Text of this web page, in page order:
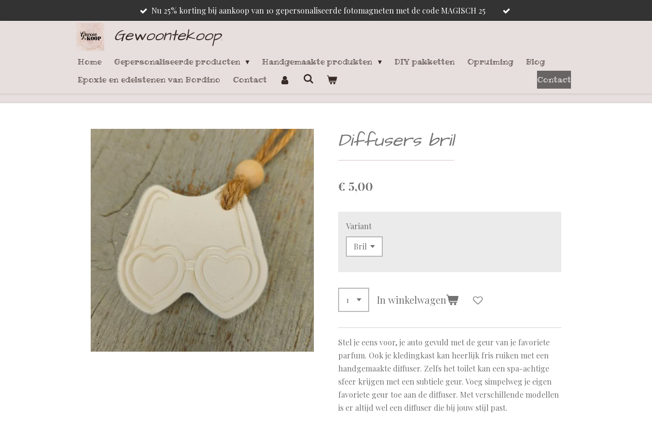
Nu 25% korting bij aankoop van 10 gepersonaliseerde fotomagneten met de code MAGISCH 25
Gewoontekoop.
Home Gepersonaliseerde producten Handgemaakte produkten DIY pakketten Opruiming
Blog
Epoxie en edelstenen van Bordino
Contact Contact
Diffusers bril
€ 5,00
Variant
In winkelwagen
Stel je eens voor, je auto gevuld met de geur van je favoriete
parfum. Ook je kledingkast kan heerlijk fris ruiken met een
handgemaakte diffuser. Zelfs het toilet kan een spa-achtige
sfeer krijgen met een subtiele geur. Voeg simpelweg je eigen
favoriete geur toe aan de diffuser. Met verschillende modellen
is er altijd wel een diffuser die bij jouw stijl past.